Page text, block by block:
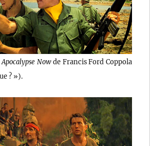
Apocalypse Nowde Francis Ford Coppola
? »).